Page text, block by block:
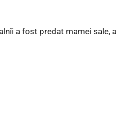
a fost predat mamei